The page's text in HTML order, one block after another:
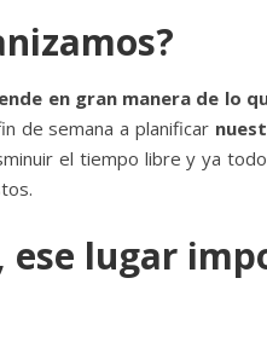
en gran manera de lo
de semana a planificar
el tiempo libre y ya
ese lugar